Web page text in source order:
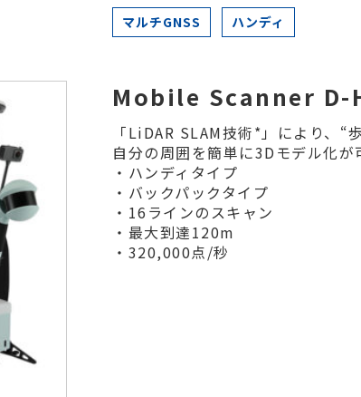
マルチGNSS ハンディ
Mobile Scanner D-
「LiDAR SLAM技術*」により、“
自分の周囲を簡単に3Dモデル化が
・ハンディタイプ
・バックパックタイプ
・16ラインのスキャン
・最大到達120m
・320,000点/秒